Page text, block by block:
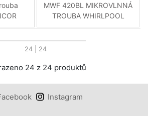
MWF 420BL MIKROVLNNÁ
TROUBA WHIRLPOOL
24 | 24
24 z 24 produktů
Instagram